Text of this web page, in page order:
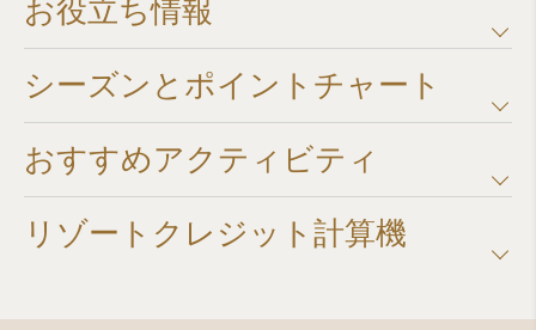
お役立ち情報
シーズンとポイントチャート​
おすすめアクティビティ
リゾートクレジット計算機​